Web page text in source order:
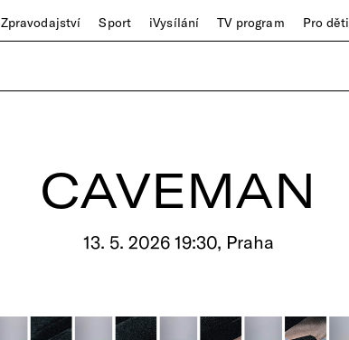
Zpravodajství Sport iVysílání TV program Pro děti
CAVEMAN
13. 5. 2026 19:30, Praha